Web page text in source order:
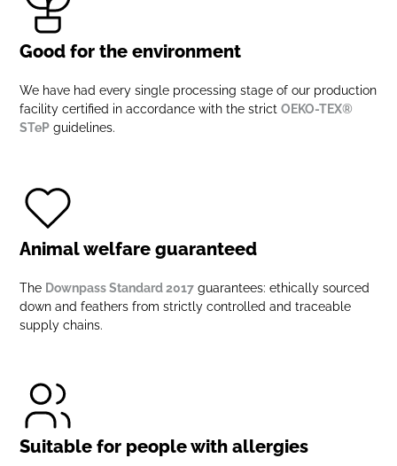
Good for the environment
We have had every single processing stage of our production
facility certified in accordance with the strictOEKO-TEX®
STeP guidelines.
Animal welfare guaranteed
The Downpass Standard 2017 guarantees: ethically sourced
down and feathers from strictly controlled and traceable
supply chains.
Suitable for people with allergies